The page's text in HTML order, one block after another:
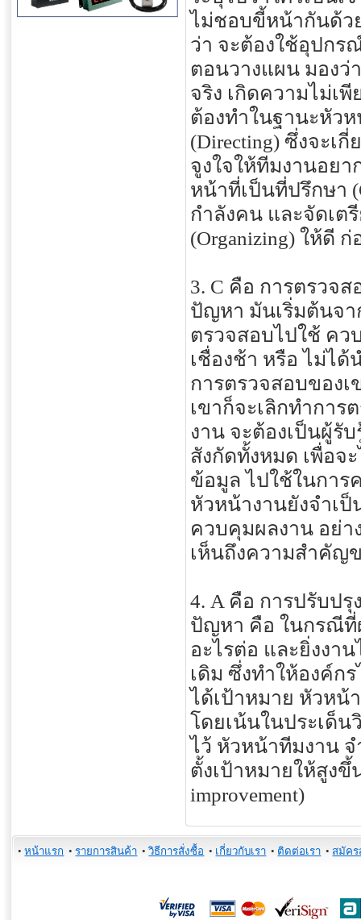
ไม่ชอบขี้หน้ากันด้ว
ว่า จะต้องใช้อุปกร
ตอนวางแผน มอง
จริง เกิดความไม่เ
ต้องทำในฐานะหัว
(Directing) ซึ่งจะเกี่
จูงใจให้ทีมงานอยา
หน้าที่เป็นที่ปรึกษา
กำลังคน และจัดเต
(Organizing) ให้ดี
3. C คือ การตรวจส
ปัญหา มันเริ่มต้นจ
ตรวจสอบไปใช้ คว
เชื่องช้า หรือ ไม่ได้
การตรวจสอบของ
เขาก็จะเลิกทำกา
งาน จะต้องเป็นผู้รั
สังกัดทั้งหมด เพื่อจ
ข้อมูล ไปใช้ในการ
หัวหน้างานยังจำเ
ควบคุมผลงาน อย่า
เห็นถึงความสำคัญ
4. A คือ การปรับป
ปัญหา คือ ในกรณีที่
อะไรต่อ และยิ่งงา
เดิม ซึ่งทำให้องค์
ได้เป้าหมาย หัวหน้
โดยเน้นในประเด็
ไว้ หัวหน้าทีมงาน จ
ตั้งเป้าหมายให้สูง
improvement)
•หน้าแรก •รายการสินค้า •วิธีการสั่งซื้อ • เกี่ยวกับเรา • ติดต่อเรา • สมัค